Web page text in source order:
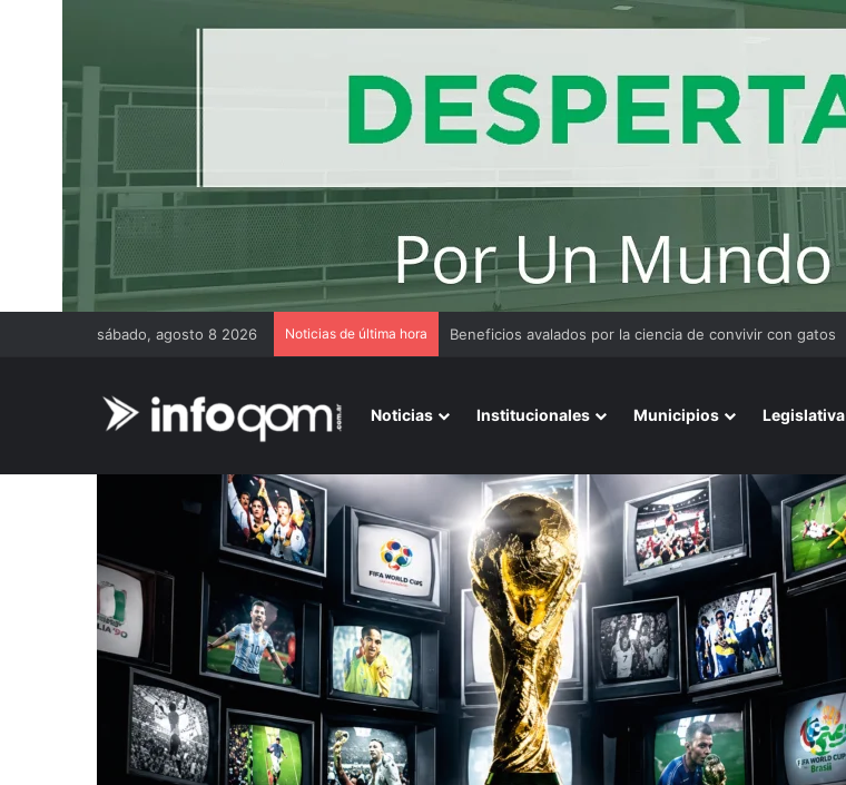
sábado, agosto 8 2026 Noticias de última hora Opinión: La cobardía a dos dedos de distancia
Noticias Institucionales Municipios Legislativa